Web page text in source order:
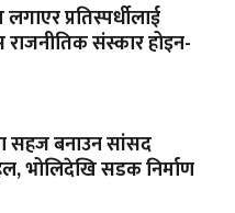
प्रतिस्पर्धीलाई
राजनीतिक संस्कार होइन-
सहज बनाउन सांसद
भोलिदेखि सडक निर्माण